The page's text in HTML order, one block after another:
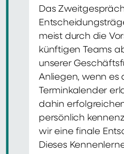
Das
meist durch die
künftigen Teams
unserer
Anliegen, wenn es
Terminkalender
dahin
persönlich
wir eine finale
Dieses